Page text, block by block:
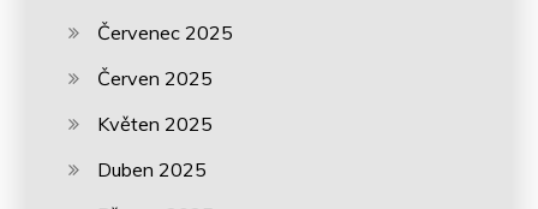
Červenec 2025
Červen 2025
Květen 2025
Duben 2025